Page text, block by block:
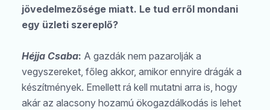
jövedelmezősége miatt. Le tud erről mondani
egy üzleti szereplő?
Héjja Csaba: A gazdák nem pazarolják a
vegyszereket, főleg akkor, amikor ennyire drágák a
készítmények. Emellett rá kell mutatni arra is, hogy
akár az alacsony hozamú ökogazdálkodás is lehet